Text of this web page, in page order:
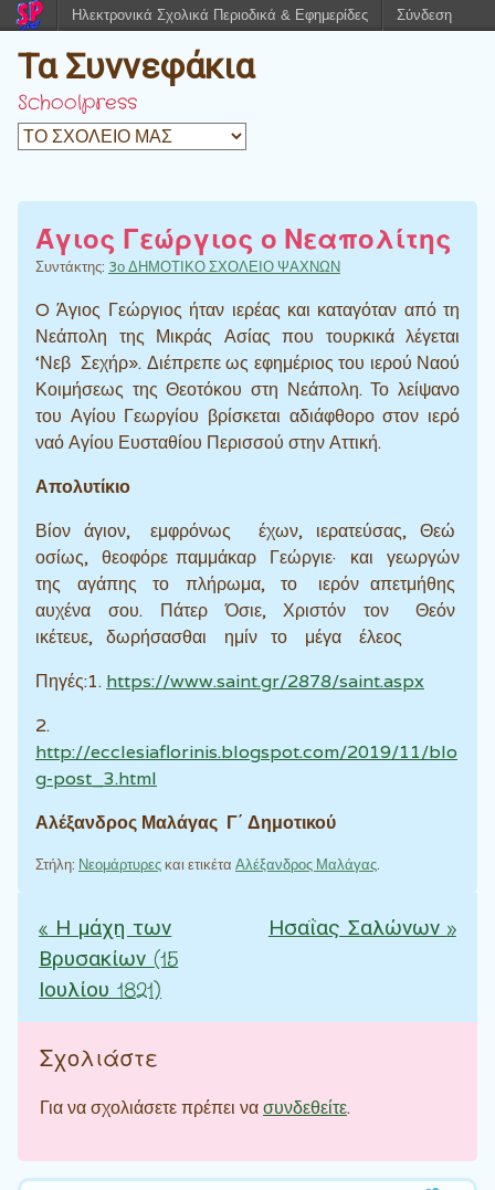
Τα Συννεφάκια
Schoolpress
Άγιος Γεώργιος ο Νεαπολίτης
Συντάκτης: 3ο ΔΗΜΟΤΙΚΟ ΣΧΟΛΕΙΟ ΨΑΧΝΩΝ
O Άγιος Γεώργιος ήταν ιερέας και καταγόταν από τη
Νεάπολη της Μικράς Ασίας που τουρκικά λέγεται
‘Νεβ Σεχήρ». Διέπρεπε ως εφημέριος του ιερού Ναού
Κοιμήσεως της Θεοτόκου στη Νεάπολη. Το λείψανο
του Αγίου Γεωργίου βρίσκεται αδιάφθορο στον ιερό
ναό Αγίου Ευσταθίου Περισσού στην Αττική.
Απολυτίκιο
Βίον άγιον, εμφρόνως έχων, ιερατεύσας, Θεώ
οσίως, θεοφόρε παμμάκαρ Γεώργιε· και γεωργών
της αγάπης το πλήρωμα, το ιερόν απετμήθης
αυχένα σου. Πάτερ Όσιε, Χριστόν τον Θεόν
ικέτευε, δωρήσασθαι ημίν το μέγα έλεος
Πηγές:1. https://www.saint.gr/2878/saint.aspx
2.
http://ecclesiaflorinis.blogspot.com/2019/11/blo
g-post_3.html
Αλέξανδρος Μαλάγας Γ΄ Δημοτικού
Στήλη: Νεομάρτυρεςκαι ετικέτα Αλέξανδρος Μαλάγας.
Πλοήγηση άρθρων
«Η μάχη των
Βρυσακίων (15
Ιουλίου 1821)
Ησαΐας Σαλώνων»
Σχολιάστε
Για να σχολιάσετε πρέπει νασυνδεθείτε.
Ηλεκτρονικά Σχολικά Περιοδικά & Εφημερίδες Σύνδεση